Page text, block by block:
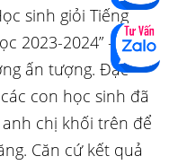
sinh giỏi Tiếng
2023-2024” - Vòng
ấn tượng. Đặc
con học sinh đã
chị khối trên để
Căn cứ kết quả